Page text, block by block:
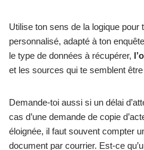
Utilise ton sens de la logique pour
personnalisé, adapté à ton
le type de données à récupérer,
et les sources qui te semblent
Demande-toi aussi si un délai
cas d’une demande de copie
éloignée, il faut souvent compter
document par courrier. Est-ce